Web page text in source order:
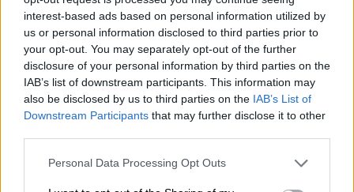
interest-based ads based on personal information utilized by
us or personal information disclosed to third parties prior to
your opt-out. You may separately opt-out of the further
disclosure of your personal information by third parties on the
IAB’s list of downstream participants. This information may
also be disclosed by us to third parties on the IAB’s List of
Downstream Participants that may further disclose it to other
Personal Data Processing Opt Outs
στρέφεται πλέον κυρίως στο ζήτημα του
συντονισμού των πτήσεων
06/08/2026 , 8:32
Φορτίζετε το κινητό όλη νύχτα; Τί λένε οι
ειδικοί
05/08/2026 , 21:57